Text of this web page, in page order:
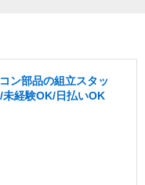
ン部品の組立スタッ
経験OK/日払いOK